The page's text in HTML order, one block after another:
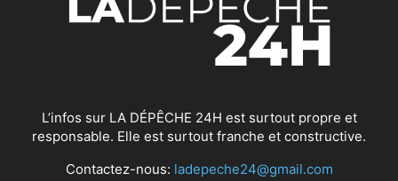
L’infos sur LA DÉPÊCHE 24H est surtout propre et
responsable. Elle est surtout franche et constructive.
Contactez-nous: ladepeche24@gmail.com